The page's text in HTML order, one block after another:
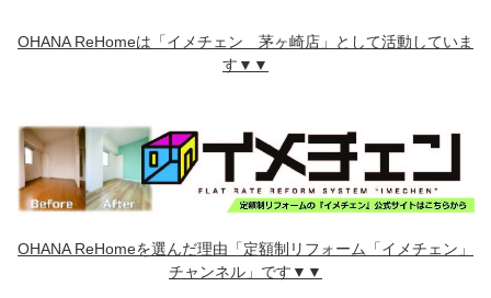
OHANA ReHomeは「イメチェン 茅ヶ崎店」として活動していま
す▼▼
OHANA ReHomeを選んだ理由「定額制リフォーム「イメチェン」
チャンネル」です▼▼